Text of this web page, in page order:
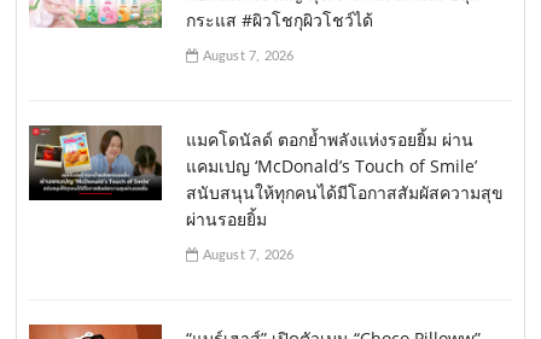
กระแส #ผิวโชกุผิวโชว์ได้
August 7, 2026
แมคโดนัลด์ ตอกย้ำพลังแห่งรอยยิ้ม ผ่าน
แคมเปญ ‘McDonald’s Touch of Smile’
สนับสนุนให้ทุกคนได้มีโอกาสสัมผัสความสุข
ผ่านรอยยิ้ม
August 7, 2026